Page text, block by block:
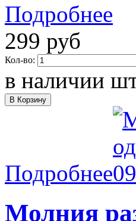
Подробнее
299 руб
Кол-во:
в наличии
Подробнее
Молния